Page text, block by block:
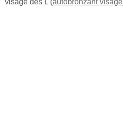
visage des L (autobronzant visage